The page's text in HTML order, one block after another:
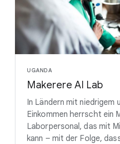
UGANDA
Makerere AI Lab
In Ländern mit niedrigem
Einkommen herrscht ein
Laborpersonal, das mit
kann – mit der Folge,